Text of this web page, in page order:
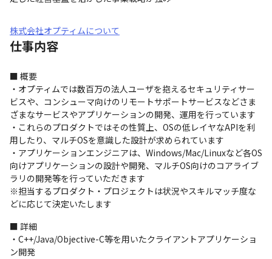
株式会社オプティムについて
仕事内容
■ 概要
・オプティムでは数百万の法人ユーザを抱えるセキュリティサー
ビスや、コンシューマ向けのリモートサポートサービスなどさま
ざまなサービスやアプリケーションの開発、運用を行っています
・これらのプロダクトではその性質上、OSの低レイヤなAPIを利
用したり、マルチOSを意識した設計が求められています
・アプリケーションエンジニアは、Windows/Mac/Linuxなど各OS
向けアプリケーションの設計や開発、マルチOS向けのコアライブ
ラリの開発等を行っていただきます
※担当するプロダクト・プロジェクトは状況やスキルマッチ度な
どに応じて決定いたします
■ 詳細
・C++/Java/Objective-C等を用いたクライアントアプリケーショ
ン開発